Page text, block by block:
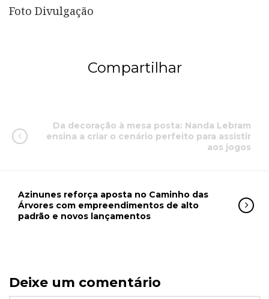
Foto Divulgação
Compartilhar
Da decoração à mesa posta: Nanda Lebram
ensina a criar o cenário perfeito para assistir
aos jogos
Azinunes reforça aposta no Caminho das
Árvores com empreendimentos de alto
padrão e novos lançamentos
Deixe um comentário